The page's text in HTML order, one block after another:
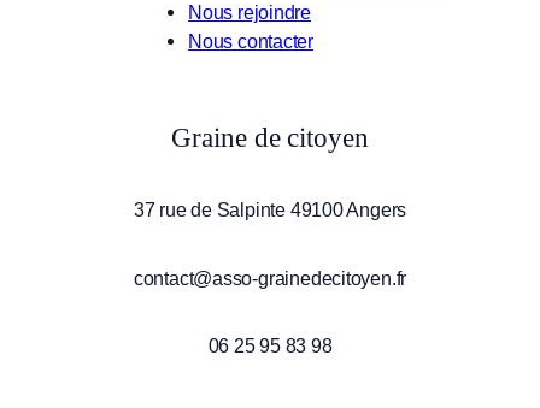
Nous rejoindre
Nous contacter
Graine de citoyen
37 rue de Salpinte 49100 Angers
contact@asso-grainedecitoyen.fr
06 25 95 83 98